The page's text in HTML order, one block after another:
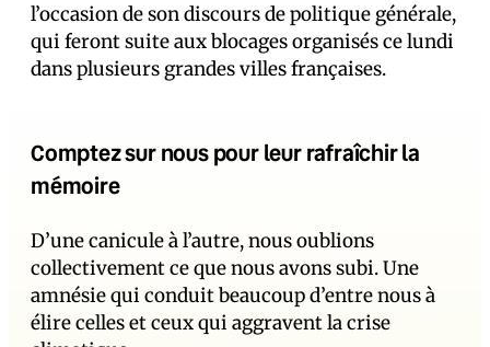
l’occasion de son discours de politique générale,
qui feront suite aux blocages organisés ce lundi
dans plusieurs grandes villes françaises.
Comptez sur nous pour leur rafraîchir la
mémoire
D’une canicule à l’autre, nous oublions
collectivement ce que nous avons subi. Une
amnésie qui conduit beaucoup d’entre nous à
élire celles et ceux qui aggravent la crise